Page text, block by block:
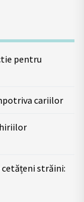
pentru
cariilor
cetățeni străini: